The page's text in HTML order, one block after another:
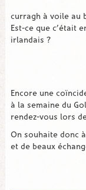
curragh à voile au
Est-ce que c’était
irlandais ?
Encore une
à la semaine du
rendez-vous lors
On souhaite donc
et de beaux